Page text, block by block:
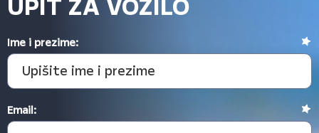
UPIT ZA VOZILO
Ime i prezime:
Email: